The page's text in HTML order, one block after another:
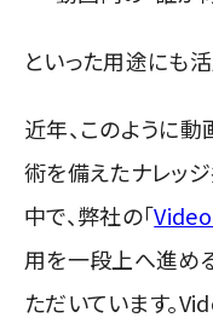
といった用途にも活
近年、このように
術を備えたナレッ
中で、弊社の「
用を一段上へ進め
ただいています。